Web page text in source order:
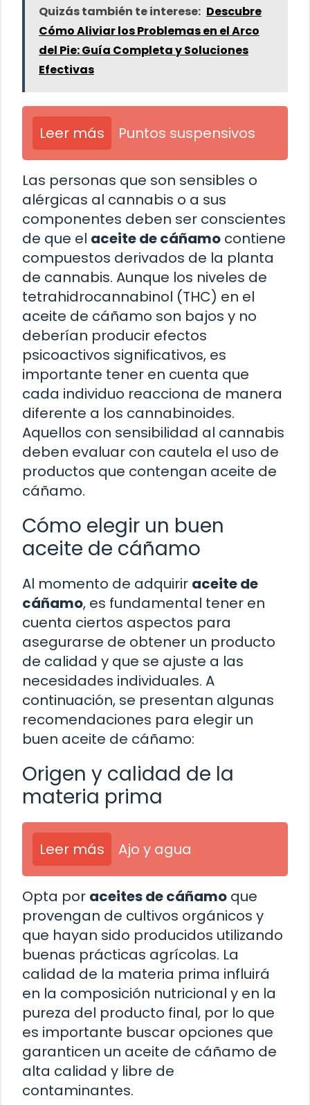
Quizás también te interese: Descubre
Cómo Aliviar los Problemas en el Arco
del Pie: Guía Completa y Soluciones
Efectivas
Leer más Puntos suspensivos
Las personas que son sensibles o
alérgicas al cannabis o a sus
componentes deben ser conscientes
de que el aceite de cáñamo contiene
compuestos derivados de la planta
de cannabis. Aunque los niveles de
tetrahidrocannabinol (THC) en el
aceite de cáñamo son bajos y no
deberían producir efectos
psicoactivos significativos, es
importante tener en cuenta que
cada individuo reacciona de manera
diferente a los cannabinoides.
Aquellos con sensibilidad al cannabis
deben evaluar con cautela el uso de
productos que contengan aceite de
cáñamo.
Cómo elegir un buen
aceite de cáñamo
Al momento de adquirir aceite de
cáñamo, es fundamental tener en
cuenta ciertos aspectos para
asegurarse de obtener un producto
de calidad y que se ajuste a las
necesidades individuales. A
continuación, se presentan algunas
recomendaciones para elegir un
buen aceite de cáñamo:
Origen y calidad de la
materia prima
Leer más Ajo y agua
Opta por aceites de cáñamo que
provengan de cultivos orgánicos y
que hayan sido producidos utilizando
buenas prácticas agrícolas. La
calidad de la materia prima influirá
en la composición nutricional y en la
pureza del producto final, por lo que
es importante buscar opciones que
garanticen un aceite de cáñamo de
alta calidad y libre de
contaminantes.